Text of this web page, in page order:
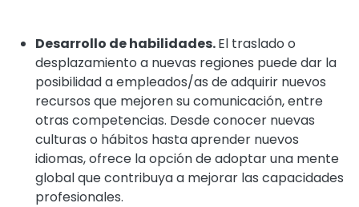
Desarrollo de habilidades.El traslado o
desplazamiento a nuevas regiones puede dar la
posibilidad a empleados/as de adquirir nuevos
recursos que mejoren su comunicación, entre
otras competencias. Desde conocer nuevas
culturas o hábitos hasta aprender nuevos
idiomas, ofrece la opción de adoptar una mente
global que contribuya a mejorar las capacidades
profesionales.